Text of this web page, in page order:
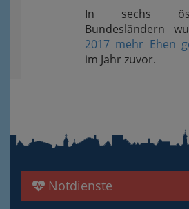
In sechs
Bundesländern
2017 mehr Ehen
im Jahr zuvor.
Notdienste